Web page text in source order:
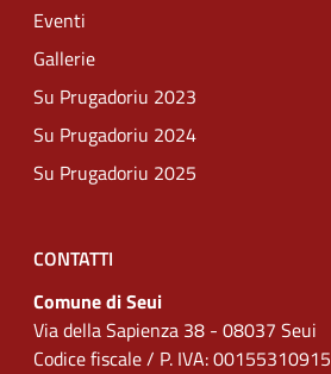
Eventi
Gallerie
Su Prugadoriu 2023
Su Prugadoriu 2024
Su Prugadoriu 2025
CONTATTI
Comune di Seui
Via della Sapienza 38 - 08037 Seui
Codice fiscale / P. IVA: 00155310915